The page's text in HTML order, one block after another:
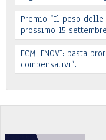
Leggi tutto
Leggi tutto
Premio “Il peso
prossimo 15
Premio “Il peso delle
ECM, FNOVI: basta
compensativi”.